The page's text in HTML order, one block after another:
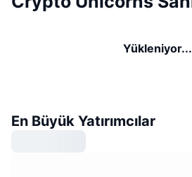
Yükleniyor...
En Büyük Yatırımcılar